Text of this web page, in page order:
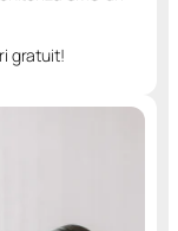
gratuit!